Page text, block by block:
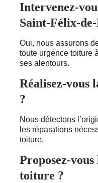
Intervenez-
Saint-Félix-de-
Oui, nous assurons
toute urgence toiture
ses alentours.
Réalisez-vous
?
Nous détectons
les réparations
toiture.
Proposez-vous
toiture ?